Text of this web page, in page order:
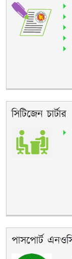
সিটিজেন চার্টার
পাসপোর্ট